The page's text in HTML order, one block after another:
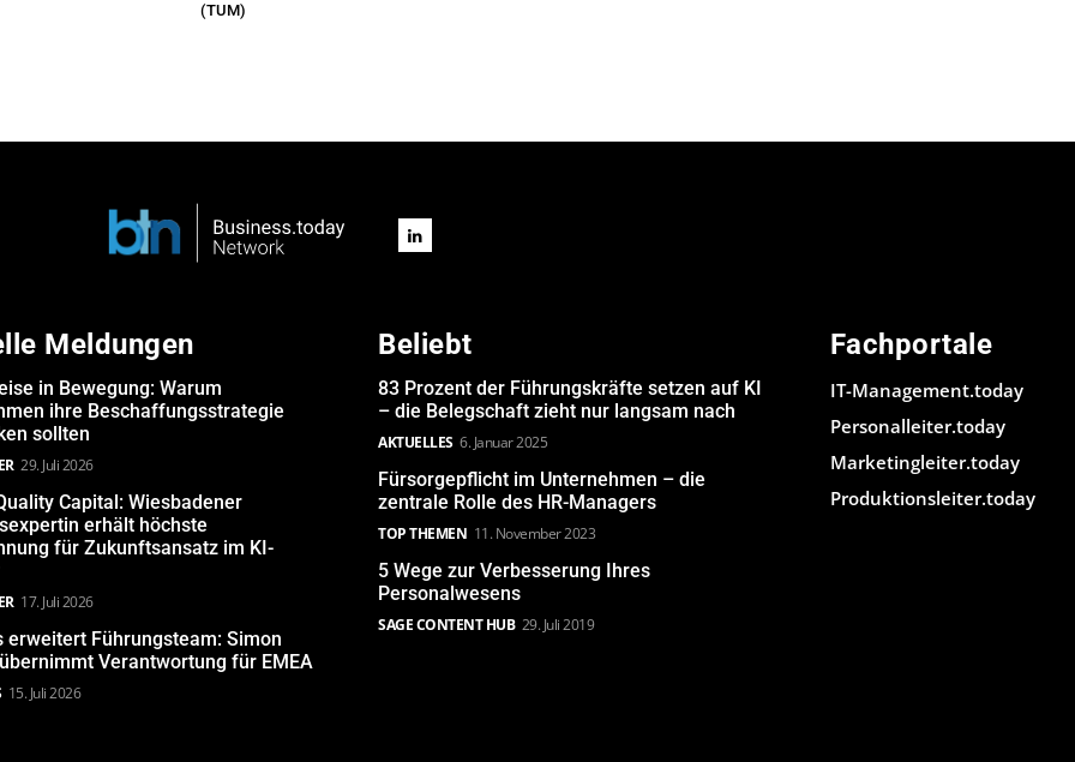
(TUM)
Meldungen
in Bewegung: Warum
ihre Beschaffungsstrategie
sollten
29. Juli 2026
Capital: Wiesbadener
erhält höchste
für Zukunftsansatz im KI-
17. Juli 2026
erweitert Führungsteam: Simon
Verantwortung für EMEA
15. Juli 2026
Beliebt
83 Prozent der Führungskräfte setzen auf KI
– die Belegschaft zieht nur langsam nach
AKTUELLES 6. Januar 2025
Fürsorgepflicht im Unternehmen – die
zentrale Rolle des HR-Managers
TOP THEMEN 11. November 2023
5 Wege zur Verbesserung Ihres
Personalwesens
SAGE CONTENT HUB 29. Juli 2019
Fachportale
IT-Management.today
Personalleiter.today
Marketingleiter.today
Produktionsleiter.today